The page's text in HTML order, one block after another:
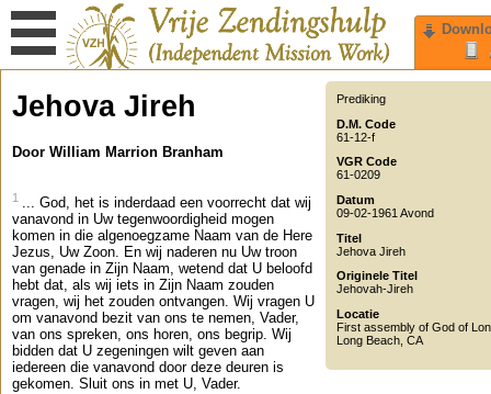
Prediking
D.M. Code
61-12-f
VGR Code
61-0209
Datum
09-02-1961 Avond
Titel
Jehova Jireh
Originele Titel
Jehovah-Jireh
Locatie
First assembly of God of
Long Beach CA
Jehova Jireh
Door William Marrion Branham
1 ... God, het is inderdaad een voorrecht dat wij
vanavond in Uw tegenwoordigheid mogen
komen in die algenoegzame Naam van de Here
Jezus, Uw Zoon. En wij naderen nu Uw troon
van genade in Zijn Naam, wetend dat U beloofd
hebt dat, als wij iets in Zijn Naam zouden
vragen, wij het zouden ontvangen. Wij vragen U
om vanavond bezit van ons te nemen, Vader,
van ons spreken, ons horen, ons begrip. Wij
bidden dat U zegeningen wilt geven aan
iedereen die vanavond door deze deuren is
gekomen. Sluit ons in met U, Vader.